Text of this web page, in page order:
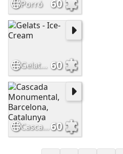
Porró 60
Gelats - Ice-Cream 60
Cascada Monumental, Barcelona, Catalunya60